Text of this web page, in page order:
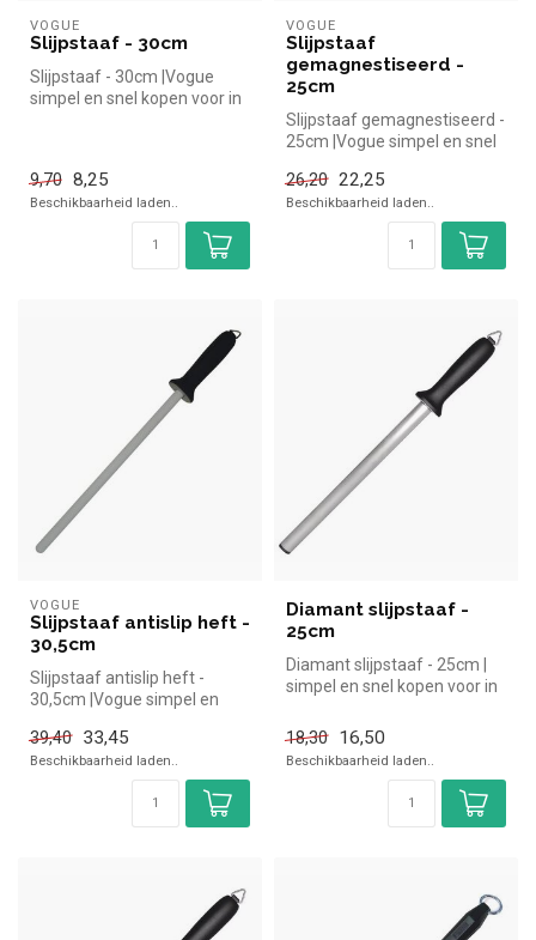
VOGUE
Slijpstaaf - 30cm
Slijpstaaf - 30cm |Vogue
simpel en snel kopen voor in
9,70 8,25
Beschikbaarheid laden..
VOGUE
Slijpstaaf
gemagnestiseerd -
25cm
Slijpstaaf gemagnestiseerd -
25cm |Vogue simpel en snel
26,20 22,25
Beschikbaarheid laden..
VOGUE
Slijpstaaf antislip heft -
30,5cm
Slijpstaaf antislip heft -
30,5cm |Vogue simpel en
horeca....
39,40 33,45
Beschikbaarheid laden..
Diamant slijpstaaf -
25cm
Diamant slijpstaaf - 25cm |
simpel en snel kopen voor in
18,30
16,50
Beschikbaarheid laden..